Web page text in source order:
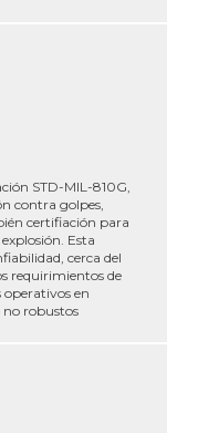
STD-MIL-810G,
contra golpes,
certifiación para
Esta
cerca del
requirimientos de
en
robustos